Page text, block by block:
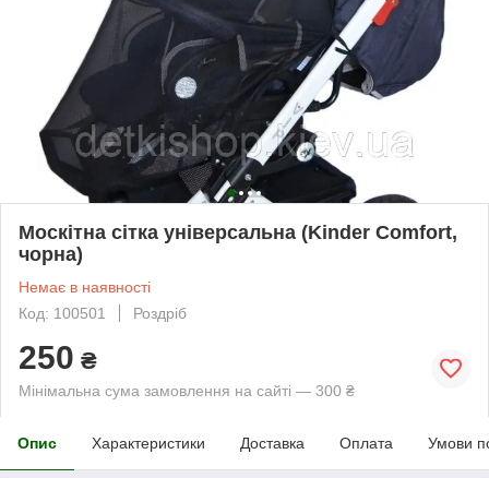
Москітна сітка універсальна (Kinder Comfort,
чорна)
Немає в наявності
Код: 100501
Роздріб
250 ₴
Мінімальна сума замовлення на сайті — 300 ₴
Опис Характеристики Доставка Оплата Умови